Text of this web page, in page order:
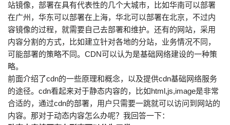
站镜像，部署在具有代表性的几个大城市，比如华南可以部署
在广州，华东可以部署在上海，华北可以部署在北京，不过内
容镜像的过程，就需要自己去部署和维护。还有的网站，采用
内容分割的方式，比如建立针对各地的分站，业务情况不同，
可能部署的策略不同。CDN可以认为是基础网络建设的一种策
略。
前面介绍了cdn的一些原理和概念，以及提供cdn基础网络服务
的途径。cdn看起来对于静态内容的，比如html,js,image是非常
合适的，通过cdn的部署，用户只需要一跳就可以访问到网站的
内容。那对于动态内容怎么办呢？我回答一下：